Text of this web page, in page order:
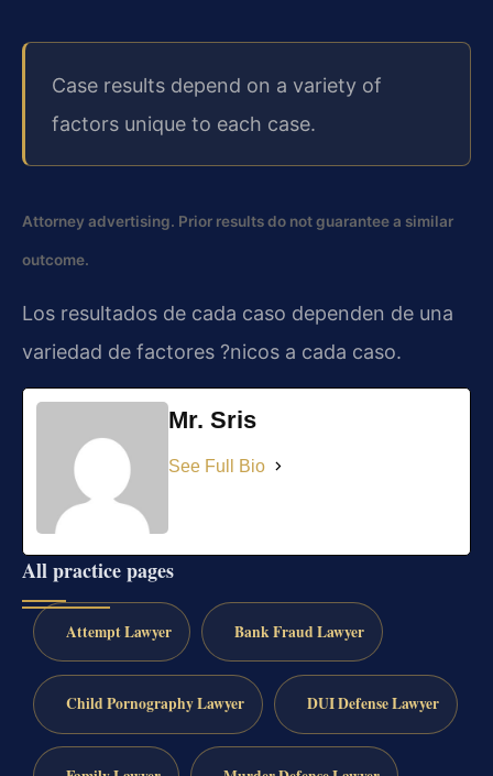
Case results depend on a variety of
factors unique to each case.
Attorney advertising. Prior results do not guarantee a similar
outcome.
Los resultados de cada caso dependen de una
variedad de factores ?nicos a cada caso.
Mr. Sris
See Full Bio
All practice pages
Attempt Lawyer Bank Fraud Lawyer
Child Pornography Lawyer DUI Defense Lawyer